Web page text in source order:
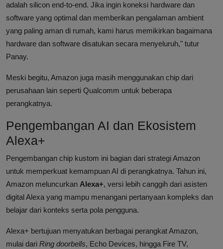
adalah silicon end-to-end. Jika ingin koneksi hardware dan
software yang optimal dan memberikan pengalaman ambient
yang paling aman di rumah, kami harus memikirkan bagaimana
hardware dan software disatukan secara menyeluruh," tutur
Panay.
Meski begitu, Amazon juga masih menggunakan chip dari
perusahaan lain seperti Qualcomm untuk beberapa
perangkatnya.
Pengembangan AI dan Ekosistem
Alexa+
Pengembangan chip kustom ini bagian dari strategi Amazon
untuk memperkuat kemampuan AI di perangkatnya. Tahun ini,
Amazon meluncurkan Alexa+, versi lebih canggih dari asisten
digital Alexa yang mampu menangani pertanyaan kompleks dan
belajar dari konteks serta pola pengguna.
Alexa+ bertujuan menyatukan berbagai perangkat Amazon,
mulai dari Ring doorbells, Echo Devices, hingga Fire TV,